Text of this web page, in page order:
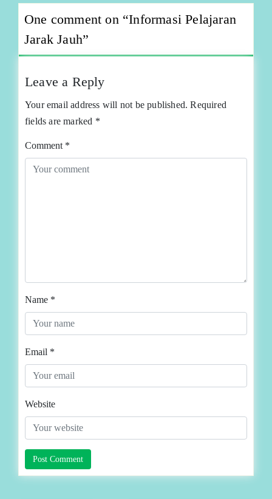
One comment on “Informasi Pelajaran
Jarak Jauh”
Leave a Reply
Your email address will not be published. Required
fields are marked *
Comment *
Name *
Email *
Website